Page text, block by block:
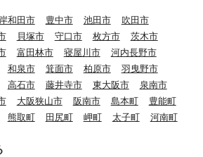
ンで回答データを送るた
め、採点や集計にかかる時
間が大幅に短縮されます。
これにより、結果をより早
く学習指導に活かせるよう
になります。 子どもたち
が、スムーズに調査に参加
「チーム」としての学年運
営などで効果的です。
す。
すを伝え、出席の保護者の
方からおうちでのようすを
交流しました。ありがとう
ございました。
岸和田市 豊中市 池田市
吹田市
貝塚市 守口市 枚方市
茨木市
富田林市 寝屋川市
河内長野市
和泉市 箕面市 柏原市
羽曳野市
高石市 藤井寺市 東大阪市
泉南市
大阪狭山市 阪南市 島本町
豊能町
熊取町 田尻町 岬町 太子町
河南町